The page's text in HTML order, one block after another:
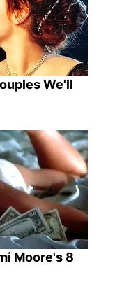
We'll
Moore's 8